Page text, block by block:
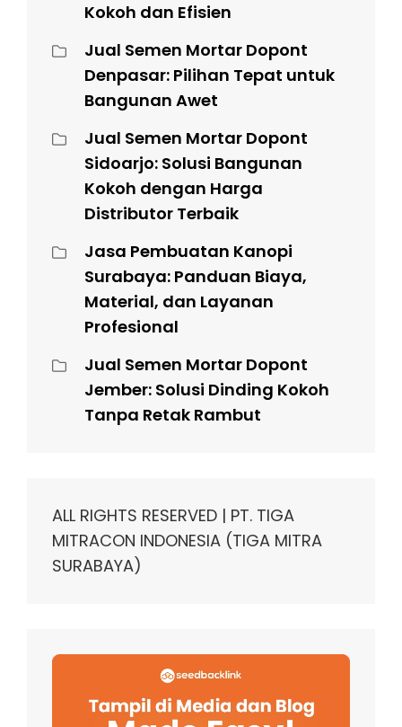
Kokoh dan Efisien
Jual Semen Mortar Dopont
Denpasar: Pilihan Tepat untuk
Bangunan Awet
Jual Semen Mortar Dopont
Sidoarjo: Solusi Bangunan
Kokoh dengan Harga
Distributor Terbaik
Jasa Pembuatan Kanopi
Surabaya: Panduan Biaya,
Material, dan Layanan
Profesional
Jual Semen Mortar Dopont
Jember: Solusi Dinding Kokoh
Tanpa Retak Rambut
ALL RIGHTS RESERVED | PT. TIGA
MITRACON INDONESIA (TIGA MITRA
SURABAYA)